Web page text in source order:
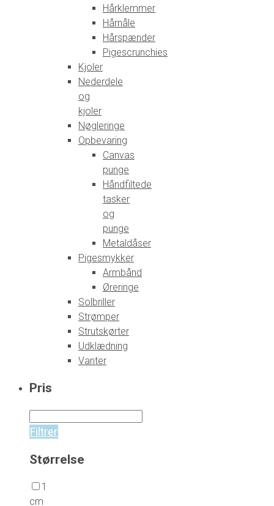
Hårklemmer
Hårnåle
Hårspænder
Pigescrunchies
Kjoler
Nederdele
og
kjoler
Nøgleringe
Opbevaring
Canvas
punge
Håndfiltede
tasker
og
punge
Metaldåser
Pigesmykker
Armbånd
Øreringe
Solbriller
Strømper
Strutskørter
Udklædning
Vanter
Pris
Filtrer
Størrelse
1
cm